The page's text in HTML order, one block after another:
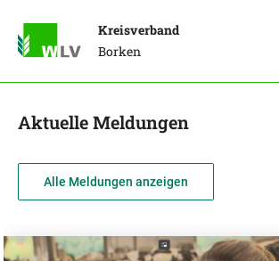
Kreisverband
Borken
Aktuelle Meldungen
Alle Meldungen anzeigen